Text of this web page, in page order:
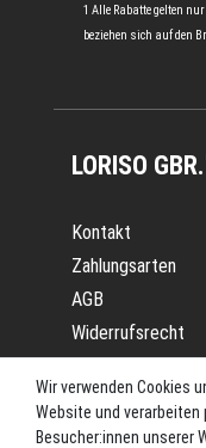
1 Alle Rabatte gelten
beziehen sich auf den
LORISO GBR.
Kontakt
Zahlungsarten
AGB
Widerrufsrecht
Impressum
Datenschutz
Wir verwenden Cookies
Website und verarbeiten
Besucher:innen unserer